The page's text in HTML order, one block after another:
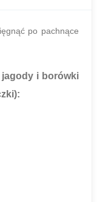
po pachnące
i borówki